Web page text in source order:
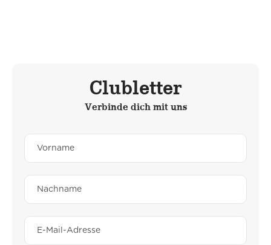
Clubletter
Verbinde dich mit uns